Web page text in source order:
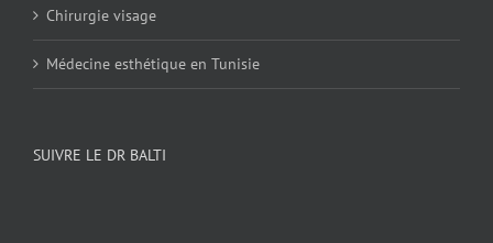
Chirurgie visage
Médecine esthétique en Tunisie
SUIVRE LE DR BALTI